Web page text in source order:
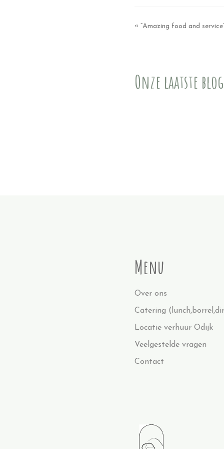
« “Amazing food and
Onze laatste
Menu
Over ons
Catering
Locatie verhuur Odijk
Veelgestelde vragen
Contact